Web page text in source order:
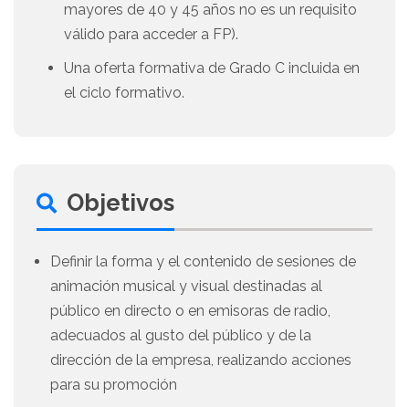
mayores de 40 y 45 años no es un requisito
válido para acceder a FP).
Una oferta formativa de Grado C incluida en
el ciclo formativo.
Objetivos
Definir la forma y el contenido de sesiones de
animación musical y visual destinadas al
público en directo o en emisoras de radio,
adecuados al gusto del público y de la
dirección de la empresa, realizando acciones
para su promoción